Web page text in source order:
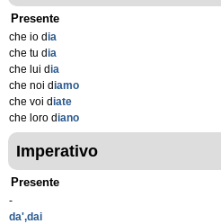
Presente
che io dia
che tu dia
che lui dia
che noi diamo
che voi diate
che loro diano
Imperativo
Presente
-
da',dai